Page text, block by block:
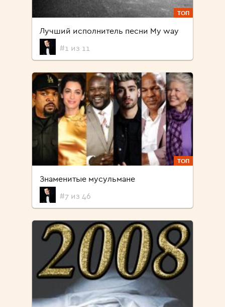
ТОП
Лучший исполнитель песни My way
#1 из 11
ТОП
Знаменитые мусульмане
#7 из 46